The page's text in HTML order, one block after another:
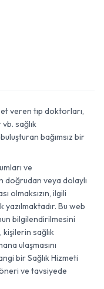
veren tıp doktorları,
sağlık
bağımsız bir
ve
doğrudan veya dolaylı
olmaksızın, ilgili
yazılmaktadır. Bu web
bilgilendirilmesini
kişilerin sağlık
ulaşmasını
bir Sağlık Hizmeti
ve tavsiyede